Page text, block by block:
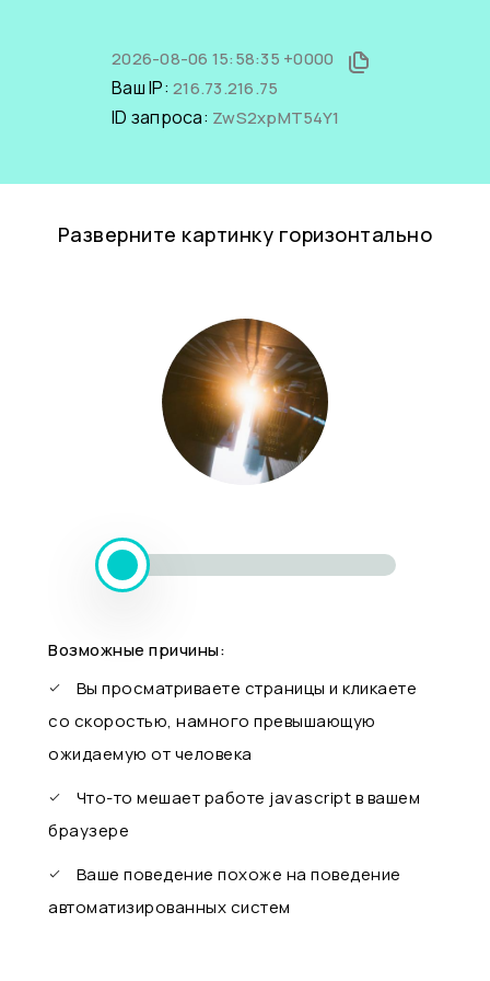
2026-08-06 15:58:35 +0000
Ваш IP: 216.73.216.75
ID запроса: ZwS2xpMT54Y1
Разверните картинку горизонтально
Возможные причины:
Вы просматриваете страницы и кликаете
со скоростью, намного превышающую
ожидаемую от человека
Что-то мешает работе javascript в вашем
браузере
Ваше поведение похоже на поведение
автоматизированных систем